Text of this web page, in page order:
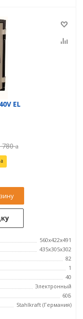
EL
780
560x422x491
435x305x302
82
1
40
Электронный
60Б
Stahlkraft (Германия)